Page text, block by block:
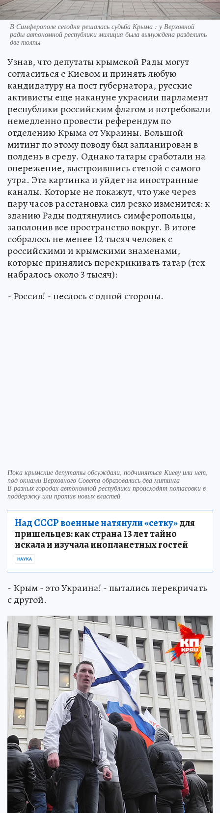
В Симферополе сегодня решалась судьба Крыма : у Верховной
рады автономной республики милиция была вынуждена разделить
две толпы
Узнав, что депутаты крымской Рады могут
согласиться с Киевом и принять любую
кандидатуру на пост губернатора, русские
активисты еще накануне украсили парламент
республики российским флагом и потребовали
немедленно провести референдум по
отделению Крыма от Украины. Большой
митинг по этому поводу был запланирован в
полдень в среду. Однако татары сработали на
опережение, выстроившись стеной с самого
утра. Эта картинка и уйдет на иностранные
каналы. Которые не покажут, что уже через
пару часов расстановка сил резко изменится: к
зданию Рады подтянулись симферопольцы,
заполонив все пространство вокруг. В итоге
собралось не менее 12 тысяч человек с
российскими и крымскими знаменами,
которые принялись перекрикивать татар (тех
набралось около 3 тысяч):
- Россия! - неслось с одной стороны.
Пока крымские депутаты обсуждали, подчиняться Киеву или нет,
под окнами Верховного Совета образовались два митинга
В разных городах автономной республики происходят потасовки в
поддержку или против новых властей
Над СССР военные натянули «сетку»для
пришельцев: как страна 13 лет тайно
искала и изучала инопланетных гостей
НАУКА
- Крым - это Украина! - пытались перекричать
с другой.